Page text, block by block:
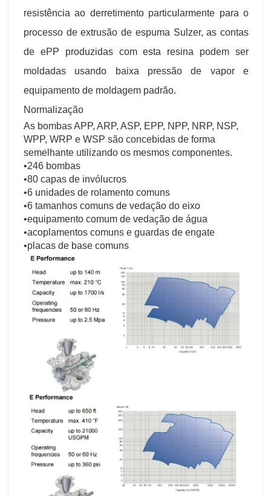
resistência ao derretimento particularmente para o
processo de extrusão de espuma Sulzer, as contas
de ePP produzidas com esta resina podem ser
moldadas usando baixa pressão de vapor e
equipamento de moldagem padrão.
Normalização
As bombas APP, ARP, ASP, EPP, NPP, NRP, NSP,
WPP, WRP e WSP são concebidas de forma
semelhante utilizando os mesmos componentes.
•246 bombas
•80 capas de invólucros
•6 unidades de rolamento comuns
•6 tamanhos comuns de vedação do eixo
•equipamento comum de vedação de água
•acoplamentos comuns e guardas de engate
•placas de base comuns